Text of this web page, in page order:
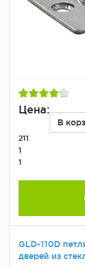
Цена:
В
211
1
1
GLD-110D
дверей из